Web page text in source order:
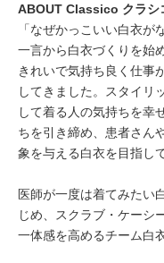
ABOUT Classico クラシ
「なぜかっこいい白衣
一言から白衣づくりを始
きれいで気持ち良く仕事
してきました。スタイリ
して着る人の気持ちを幸
ちを引き締め、患者さん
象を与える白衣を目指し
医師が一度は着てみたい
じめ、スクラブ・ケーシ
一体感を高めるチーム白